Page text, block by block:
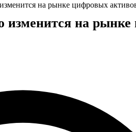
на рынке цифровых
изменится на